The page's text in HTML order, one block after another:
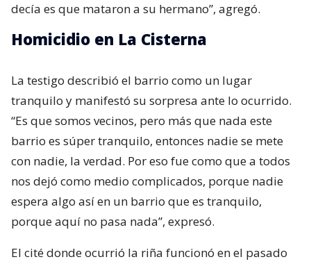
decía es que mataron a su hermano”, agregó.
Homicidio en La Cisterna
La testigo describió el barrio como un lugar
tranquilo y manifestó su sorpresa ante lo ocurrido.
“Es que somos vecinos, pero más que nada este
barrio es súper tranquilo, entonces nadie se mete
con nadie, la verdad. Por eso fue como que a todos
nos dejó como medio complicados, porque nadie
espera algo así en un barrio que es tranquilo,
porque aquí no pasa nada”, expresó.
El cité donde ocurrió la riña funcionó en el pasado